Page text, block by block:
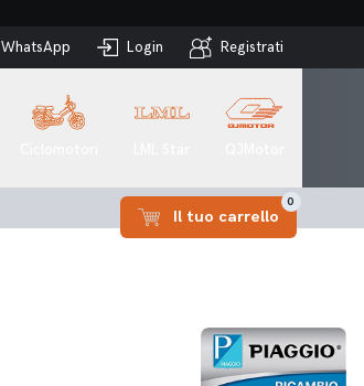
WhatsApp Login Registrati
Il tuo carrello
0